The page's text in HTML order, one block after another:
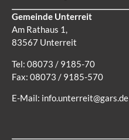
Gemeinde Unterreit
Am Rathaus 1,
83567 Unterreit
Tel: 08073 / 9185-70
Fax: 08073 / 9185-570
E-Mail: info.unterreit@gars.de